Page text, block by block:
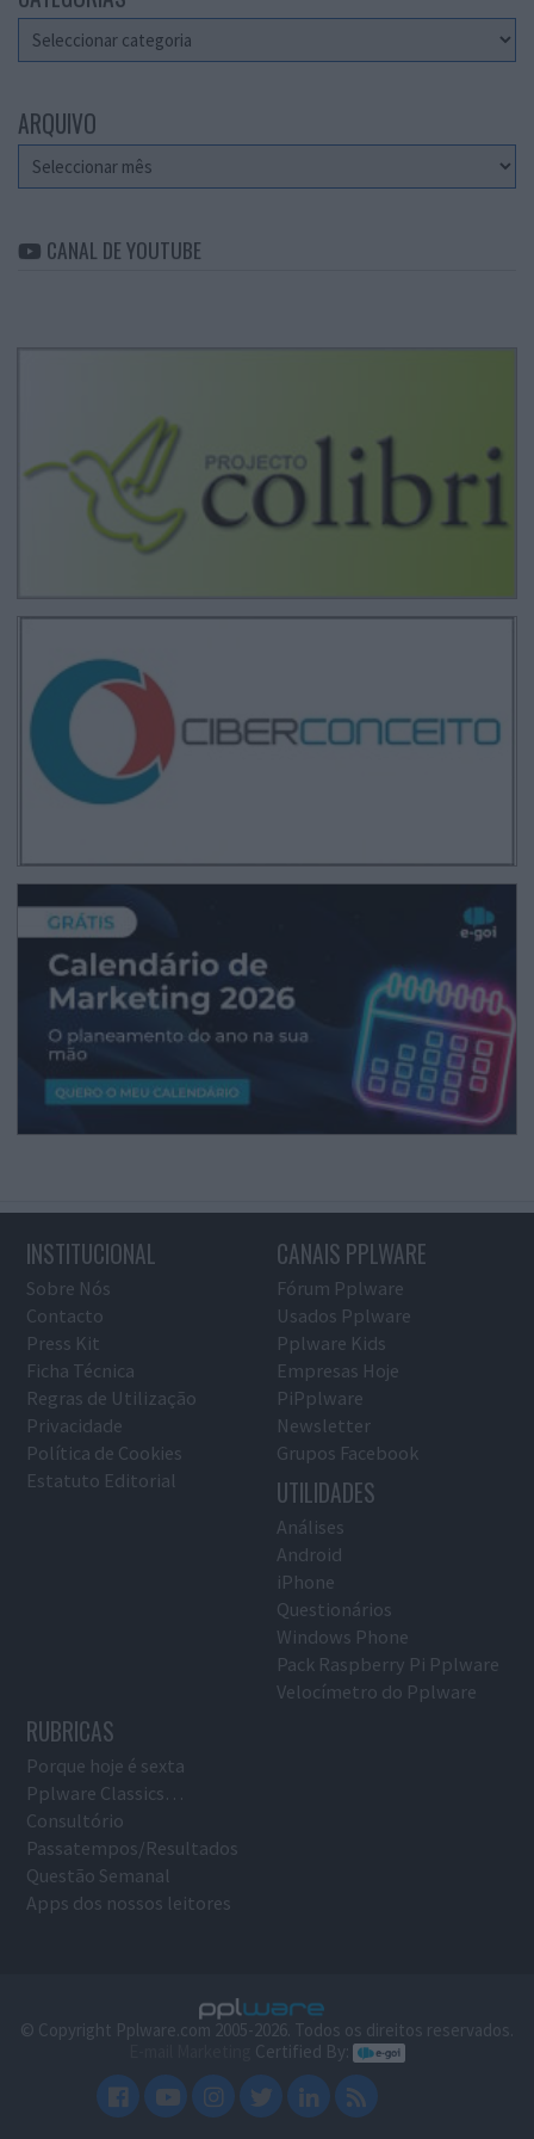
Categorias
ARQUIVO
Arquivo
CANAL DE YOUTUBE
INSTITUCIONAL
Sobre Nós
Contacto
Press Kit
Ficha Técnica
Regras de Utilização
Privacidade
Política de Cookies
Estatuto Editorial
CANAIS PPLWARE
Fórum Pplware
Usados Pplware
Pplware Kids
Empresas Hoje
PiPplware
Newsletter
Grupos Facebook
UTILIDADES
Análises
Android
iPhone
Questionários
Windows Phone
Pack Raspberry Pi Pplware
Velocímetro do Pplware
RUBRICAS
Porque hoje é sexta
Pplware Classics…
Consultório
Passatempos/Resultados
Questão Semanal
Apps dos nossos leitores
© Copyright Pplware.com 2005-2026. Todos os direitos reservados.
Certified By: